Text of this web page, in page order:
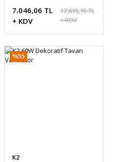
7.046,06 TL
+ KDV
17.615,15 TL
+ KDV
%55
K2